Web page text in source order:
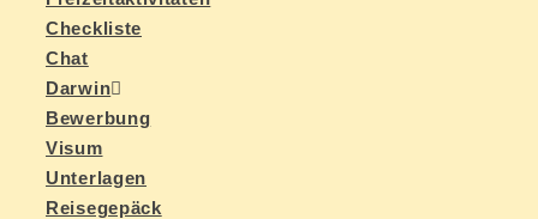
Check­lis­te
Chat
Dar­win
Be­wer­bung
Vi­sum
Un­ter­la­gen
Rei­se­ge­päck